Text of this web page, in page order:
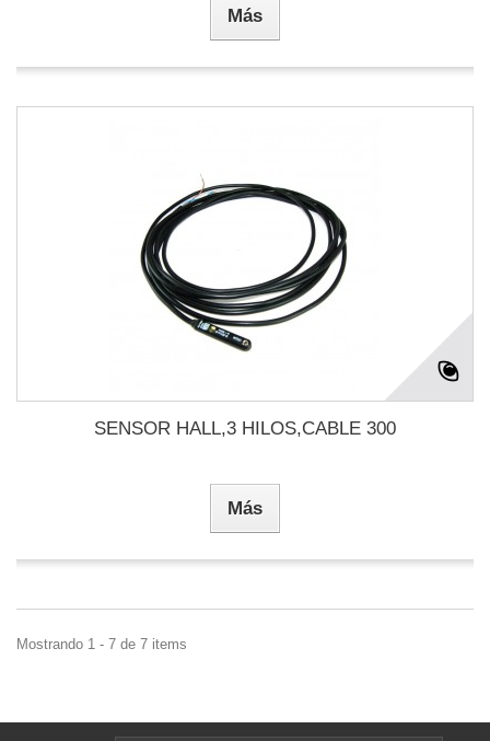
Más
SENSOR HALL,3 HILOS,CABLE 300
Más
Mostrando 1 - 7 de 7 items